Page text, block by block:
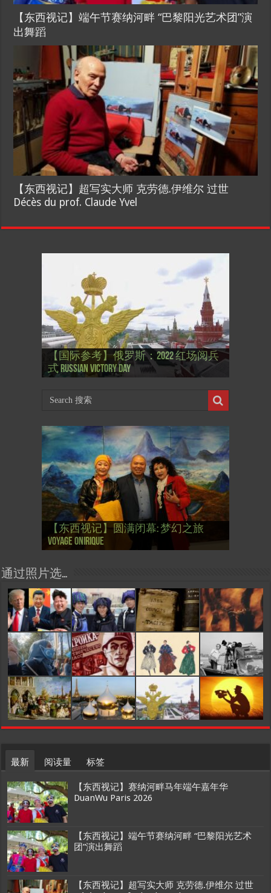
【东西视记】端午节赛纳河畔 “巴黎阳光艺术团”演
出舞蹈
【东西视记】超写实大师 克劳德.伊维尔 过世
Décès du prof. Claude Yvel
【国际参考】俄罗斯：2022 红场阅兵
式 Russian Victory Day
【国际参考】”戏剧性“服装设计师
Thierry Mugler 蒂埃里.穆勒 去世, 享年 73
岁
【国际参考】海湖庄园: Xi & Trump 内幕
Mar-a-Lago leak
【东西视记】1937年的毕加索, 海明威,
肯尼迪 1937 – La fin de l’innocence (2/2)
【东西视记】1937年的毕加索, 海明威,
肯尼迪 1937 – La fin de l’innocence (1/2)
【东西视记】1961年4月12日 尤里·加加
林 成为第一“太空人”
【东西视记】圆满闭幕: 梦幻之旅
Voyage onirique
【东西视记】开幕：唐恽鉎 Michel
Tong, 梦幻之旅 Voyage onirique
【东西视记】展讯：唐恽鉎 Michel
Tong, 梦幻之旅 Voyage onirique
【跨年晚会】祝各位 佳年快乐 Bonne
année 2023, Le feu d’artifice de Paris
【一画一故事】唐恽鉎 Michel Tong One
Painting One Story
【一画一故事】林象元 Lin XiangYuan One
Painting One Story
【国际参考】芭蕾舞: 天鹅湖 乌克兰
大剧院版 Le lac des cygnes – Opéra national
d’Ukraine
【国际参考】巴黎政府举行“新年晚
会” Soirée musicale à la mairie du 13e le 8
Février
【国际参考】巴黎“艺术之都”展将于2
月12日揭幕 Art Capital s’ouvre le 12 Février
【东西视记】法国电影: “中国人占领
巴黎”，一种法国幽默与“预言” Les
chinois à Paris de J.Yanne
【东西视记】时装秀：巴黎时装界
的“顽童”与“不屈者” John Galliano le
surdoué de la mode
【东西视记】法国“复兴会”式【艺术
桥展】 Expo. que “RENAISSANCE” aurait pu
organiser
通过照片选…
最新 阅读量 标签
【东西视记】赛纳河畔马年端午嘉年华
DuanWu Paris 2026
【东西视记】端午节赛纳河畔 “巴黎阳光艺术
团”演出舞蹈
【东西视记】超写实大师 克劳德.伊维尔 过世